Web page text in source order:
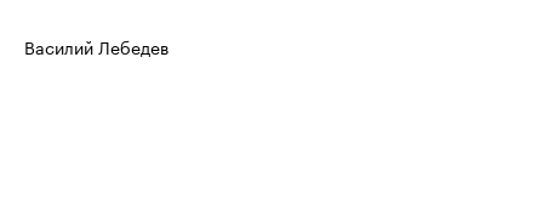
Василий Лебедев